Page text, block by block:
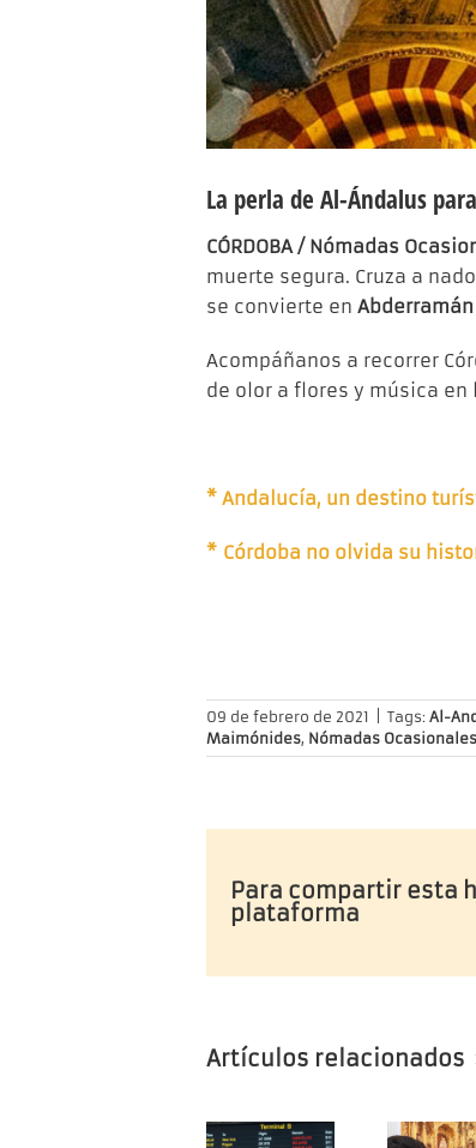
La perla de Al-Ándalus
CÓRDOBA / Nómadas
muerte segura. Cruza a
se convierte en Abderramán
Acompáñanos a recorrer
de olor a flores y música en
* Andalucía, un destino
* Córdoba no olvida su
09 de febrero de 2021 Tags: Al-
Maimónides, Nómadas Ocasionales
Para compartir esta
plataforma
Artículos relacionados